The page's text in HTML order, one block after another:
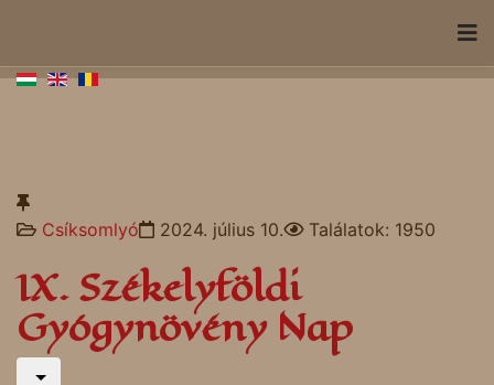
Csíksomlyó 2024. július 10. Találatok: 1950
IX. Székelyföldi
Gyógynövény Nap